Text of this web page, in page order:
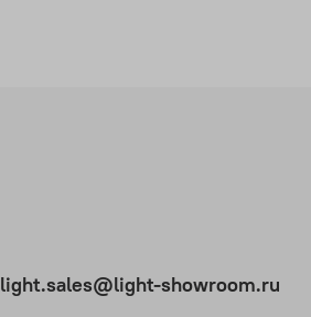
light.sales@light-showroom.ru